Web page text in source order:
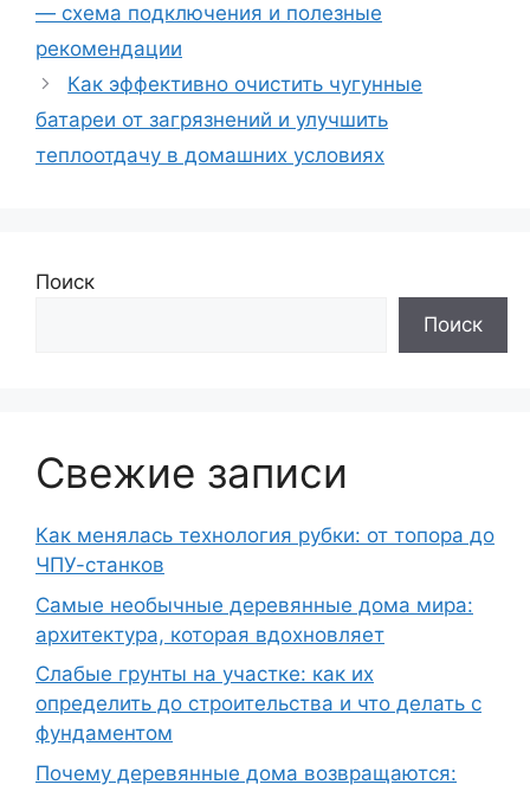
— схема подключения и полезные
рекомендации
Как эффективно очистить чугунные
батареи от загрязнений и улучшить
теплоотдачу в домашних условиях
Поиск
Поиск
Свежие записи
Как менялась технология рубки: от топора до
ЧПУ-станков
Самые необычные деревянные дома мира:
архитектура, которая вдохновляет
Слабые грунты на участке: как их
определить до строительства и что делать с
фундаментом
Почему деревянные дома возвращаются: